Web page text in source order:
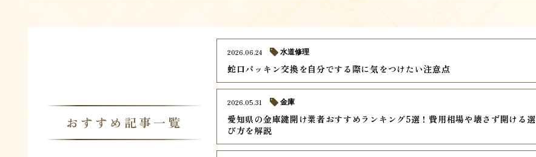
おすすめ記事一覧
蛇口パッキン交換を自分でする際に気をつけたい注意点
2026.06.24 水道修理
愛知県の金庫鍵開け業者おすすめランキング5選！費用相場や壊さず開ける選
び方を解説
2026.05.31 金庫